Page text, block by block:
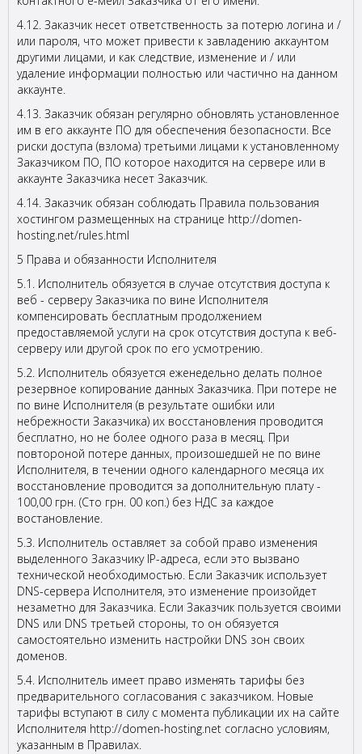
4.12. Заказчик несет ответственность за потерю логина и /
или пароля, что может привести к завладению аккаунтом
другими лицами, и как следствие, изменение и / или
удаление информации полностью или частично на данном
аккаунте.
4.13. Заказчик обязан регулярно обновлять установленное
им в его аккаунте ПО для обеспечения безопасности. Все
риски доступа (взлома) третьими лицами к установленному
Заказчиком ПО, ПО которое находится на сервере или в
аккаунте Заказчика несет Заказчик.
4.14. Заказчик обязан соблюдать Правила пользования
хостингом размещенных на странице http://domen-
hosting.net/rules.html
5 Права и обязанности Исполнителя
5.1. Исполнитель обязуется в случае отсутствия доступа к
веб - серверу Заказчика по вине Исполнителя
компенсировать бесплатным продолжением
предоставляемой услуги на срок отсутствия доступа к веб-
серверу или другой срок по его усмотрению.
5.2. Исполнитель обязуется еженедельно делать полное
резервное копирование данных Заказчика. При потере не
по вине Исполнителя (в результате ошибки или
небрежности Заказчика) их восстановления проводится
бесплатно, но не более одного раза в месяц. При
повтороной потере данных, произошедшей не по вине
Исполнителя, в течении одного календарного месяца их
восстановление проводится за дополнительную плату -
100,00 грн. (Сто грн. 00 коп.) без НДС за каждое
востановление.
5.3. Исполнитель оставляет за собой право изменения
выделенного Заказчику IP-адреса, если это вызвано
технической необходимостью. Если Заказчик использует
DNS-сервера Исполнителя, это изменение произойдет
незаметно для Заказчика. Если Заказчик пользуется своими
DNS или DNS третьей стороны, то он обязуется
самостоятельно изменить настройки DNS зон своих
доменов.
5.4. Исполнитель имеет право изменять тарифы без
предварительного согласования с заказчиком. Новые
тарифы вступают в силу с момента публикации их на сайте
Исполнителя http://domen-hosting.net согласно условиям,
указанным в Правилах.